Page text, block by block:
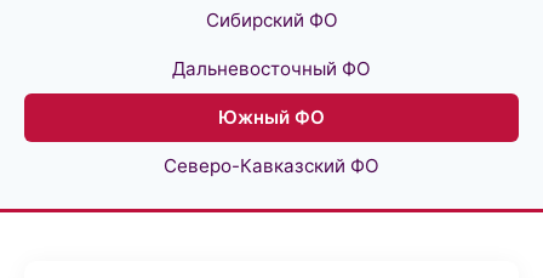
Сибирский ФО
Дальневосточный ФО
Южный ФО
Северо-Кавказский ФО